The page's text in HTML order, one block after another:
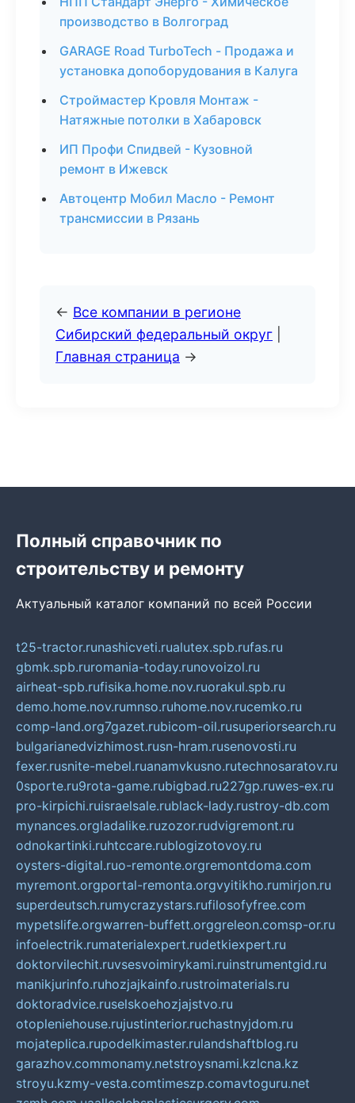
производство в Волгоград
GARAGE Road TurboTech - Продажа и
установка допоборудования в Калуга
Строймастер Кровля Монтаж -
Натяжные потолки в Хабаровск
ИП Профи Спидвей - Кузовной
ремонт в Ижевск
Автоцентр Мобил Масло - Ремонт
трансмиссии в Рязань
← Все компании в регионе
Сибирский федеральный округ
Главная страница →
Полный справочник по
строительству и ремонту
Актуальный каталог компаний по всей России
t25-tractor.runashicveti.rualutex.spb.rufas.ru
gbmk.spb.ruromania-today.runovoizol.ru
airheat-spb.rufisika.home.nov.ruorakul.spb.ru
demo.home.nov.rumnso.ruhome.nov.rucemko.ru
comp-land.org7gazet.rubicom-oil.rusuperiorsearch.ru
bulgarianedvizhimost.rusn-hram.rusenovosti.ru
fexer.rusnite-mebel.ruanamvkusno.rutechnosaratov.ru
0sporte.ru9rota-game.rubigbad.ru227gp.ruwes-ex.ru
pro-kirpichi.ruisraelsale.rublack-lady.rustroy-db.com
mynances.orgladalike.ruzozor.rudvigremont.ru
odnokartinki.ruhtccare.rublogizotovoy.ru
oysters-digital.ruo-remonte.orgremontdoma.com
myremont.orgportal-remonta.orgvyitikho.rumirjon.ru
superdeutsch.rumycrazystars.rufilosofyfree.com
mypetslife.orgwarren-buffett.orggreleon.comsp-or.ru
infoelectrik.rumaterialexpert.rudetkiexpert.ru
doktorvilechit.ruvsesvoimirykami.ruinstrumentgid.ru
manikjurinfo.ruhozjajkainfo.rustroimaterials.ru
doktoradvice.ruselskoehozjajstvo.ru
otopleniehouse.rujustinterior.ruchastnyjdom.ru
mojateplica.rupodelkimaster.rulandshaftblog.ru
garazhov.commonamy.netstroysnami.kzlcna.kz
stroyu.kzmy-vesta.comtimeszp.comavtoguru.net